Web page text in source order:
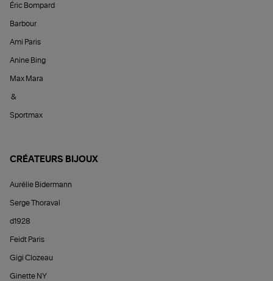
Éric Bompard
Barbour
Ami Paris
Anine Bing
Max Mara
&
Sportmax
CRÉATEURS BIJOUX
Aurélie Bidermann
Serge Thoraval
d1928
Feidt Paris
Gigi Clozeau
Ginette NY